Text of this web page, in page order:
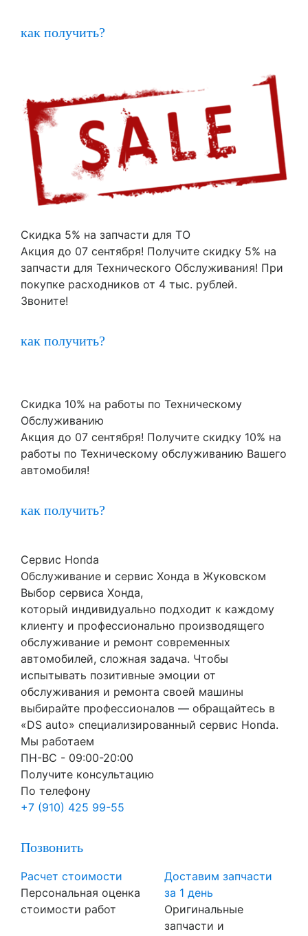
как получить?
Скидка 5% на запчасти для ТО
Акция до 07 сентября! Получите скидку 5% на
запчасти для Технического Обслуживания! При
покупке расходников от 4 тыс. рублей.
Звоните!
как получить?
Скидка 10% на работы по Техническому
Обслуживанию
Акция до 07 сентября! Получите скидку 10% на
работы по Техническому обслуживанию Вашего
автомобиля!
как получить?
Сервис Honda
Обслуживание и сервис Хонда в Жуковском
Выбор сервиса Хонда,
который индивидуально подходит к каждому
клиенту и профессионально производящего
обслуживание и ремонт современных
автомобилей, сложная задача. Чтобы
испытывать позитивные эмоции от
обслуживания и ремонта своей машины
выбирайте профессионалов — обращайтесь в
«DS auto» специализированный сервис Honda.
Мы работаем
ПН-ВC - 09:00-20:00
Получите консультацию
По телефону
+7 (910) 425 99-55
Позвонить
Расчет стоимости
Персональная оценка
стоимости работ
Доставим запчасти
за 1 день
Оригинальные
запчасти и